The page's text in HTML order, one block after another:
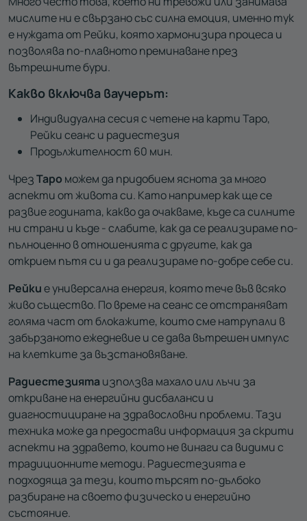
мислите ни е свързано със силна емоция, именно тук
е нуждата от Рейки, която хармонизира процеса и
позволява по-плавното преминаване през
вътрешните бури.
Какво включва ваучерът:
Индивидуална сесия с четене на карти Таро,
Рейки сеанс и радиестезия
Продължителност 60 мин.
ЧрезТаро можем да придобием яснота за много
аспекти от живота си. Като например как ще се
развие годината, какво да очакваме, къде са силните
ни страни и къде - слабите, как да се реализираме по-
пълноценно в отношенията с другите, как да
открием пътя си и да реализираме по-добре себе си.
Рейкие универсална енергия, която тече във всяко
живо същество. По време на сеанс се отстраняват
голяма част от блокажите, които сме натрупали в
забързаното ежедневие и се дава вътрешен импулс
на клетките за възстановяване.
Радиестезията използва махало или лъчи за
откриване на енергийни дисбаланси и
диагностициране на здравословни проблеми. Тази
техника може да предостави информация за скрити
аспекти на здравето, които не винаги са видими с
традиционните методи. Радиестезията е
подходяща за тези, които търсят по-дълбоко
разбиране на своето физическо и енергийно
състояние.